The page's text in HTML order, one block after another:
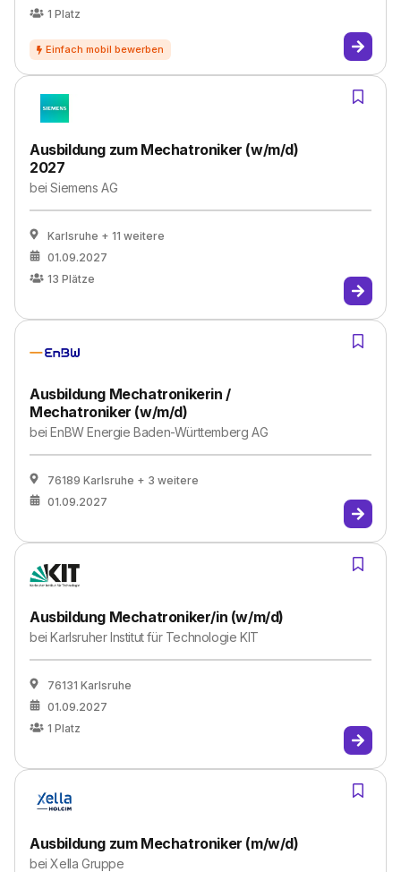
1 Platz
Ausbildung zum Mechatroniker (w/m/d)
2027
beiSiemens AG
Karlsruhe + 11 weitere
01.09.2027
13 Plätze
Ausbildung Mechatronikerin /
Mechatroniker (w/m/d)
beiEnBW Energie Baden-Württemberg AG
76189 Karlsruhe + 3 weitere
01.09.2027
Ausbildung Mechatroniker/in (w/m/d)
beiKarlsruher Institut für Technologie KIT
76131 Karlsruhe
01.09.2027
1 Platz
Ausbildung zum Mechatroniker (m/w/d)
beiXella Gruppe